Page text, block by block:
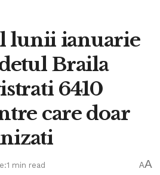
lunii ianuarie
Braila
6410
care doar
min read AA